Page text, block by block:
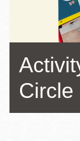
Circle